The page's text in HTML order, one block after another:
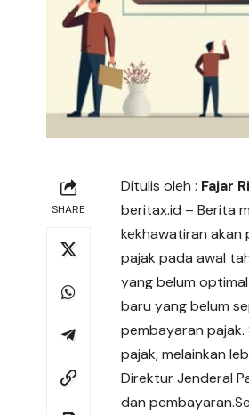
SHARE
Ditulis oleh : Fajar
beritax.id – Berita
kekhawatiran akan
pajak pada awal
yang belum
baru yang belum
pembayaran
pajak, melainkan
Direktur Jenderal
dan